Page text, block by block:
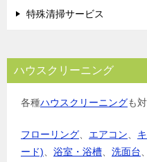
特殊清掃サービス
ハウスクリーニング
各種ハウスクリーニングも
フローリング エアコン
ード)
浴室・浴槽 洗面台